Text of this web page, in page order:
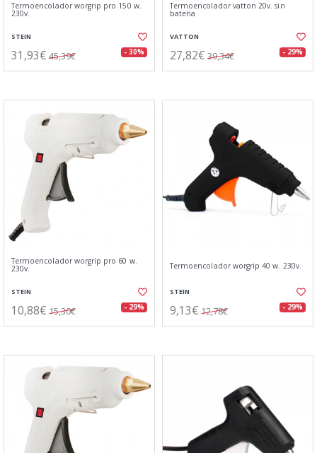
Termoencolador worgrip pro 150 w.
230v.
STEIN
31,93€ 45,39€ - 30%
Termoencolador vatton 20v. sin
bateria
VATTON
27,82€ 39,34€ - 29%
Termoencolador worgrip pro 60 w.
230v.
STEIN
10,88€ 15,30€ - 29%
Termoencolador worgrip 40 w. 230v.
STEIN
9,13€ 12,78€ - 29%